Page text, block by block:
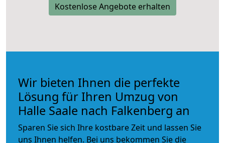
Kostenlose Angebote erhalten
Wir bieten Ihnen die perfekte
Lösung für Ihren Umzug von
Halle Saale nach Falkenberg an
Sparen Sie sich Ihre kostbare Zeit und lassen Sie
uns Ihnen helfen. Bei uns bekommen Sie die